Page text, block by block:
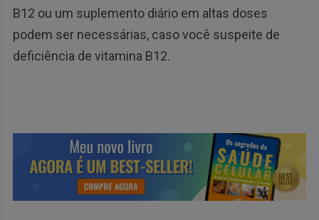
B12 ou um suplemento diário em altas doses
podem ser necessárias, caso você suspeite de
deficiência de vitamina B12.